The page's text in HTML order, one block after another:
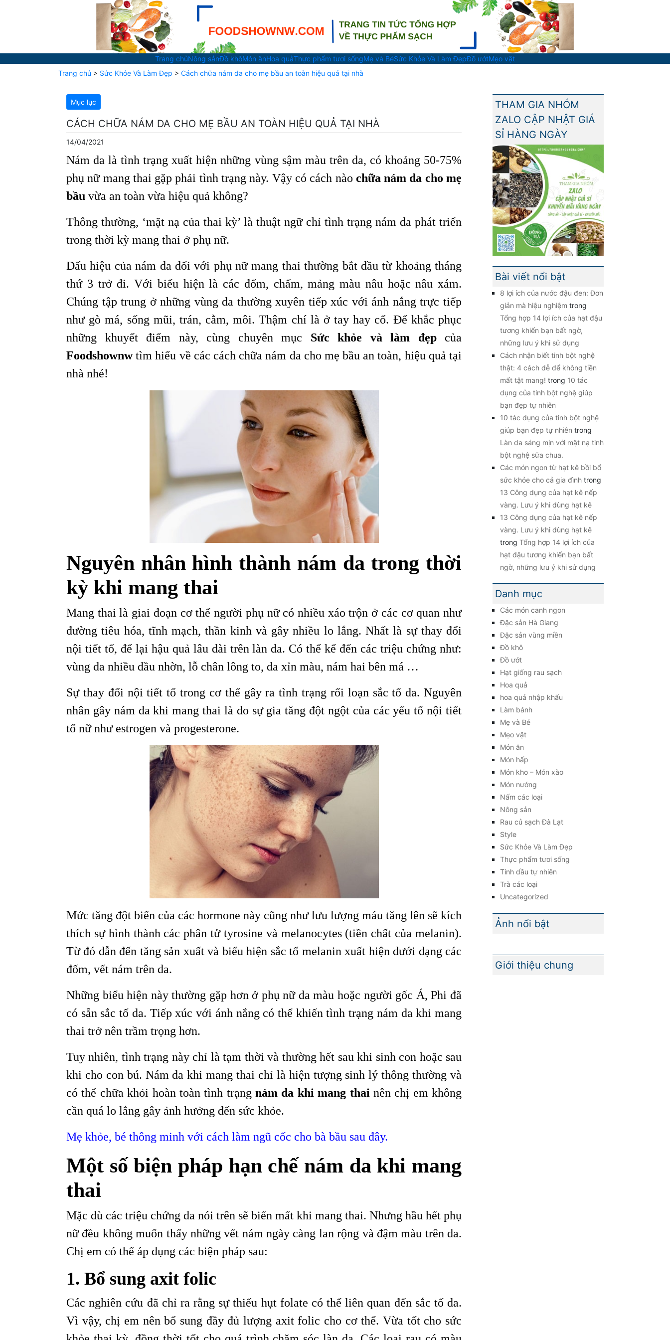
Trang chủNông sảnĐồ khôMón ănHoa quảThực phẩm tươi sốngMẹ và BéSức Khỏe Và Làm ĐẹpĐồ ướtMẹo vặt
Trang chủ > Sức Khỏe Và Làm Đẹp > Cách chữa nám da cho mẹ bầu an toàn hiệu quả tại nhà
Mục lục
CÁCH CHỮA NÁM DA CHO MẸ BẦU AN TOÀN HIỆU QUẢ TẠI NHÀ
14/04/2021
Nám da là tình trạng xuất hiện những vùng sậm màu trên da, có khoảng 50-75%
phụ nữ mang thai gặp phải tình trạng này. Vậy có cách nào chữanám da cho mẹ
bầu vừa an toàn vừa hiệu quả không?
Thông thường, ‘mặt nạ của thai kỳ’ là thuật ngữ chỉ tình trạng nám da phát triển
trong thời kỳ mang thai ở phụ nữ.
Dấu hiệu của nám da đối với phụ nữ mang thai thường bắt đầu từ khoảng tháng
thứ 3 trở đi. Với biểu hiện là các đốm, chấm, mảng màu nâu hoặc nâu xám.
Chúng tập trung ở những vùng da thường xuyên tiếp xúc với ánh nắng trực tiếp
như gò má, sống mũi, trán, cằm, môi. Thậm chí là ở tay hay cổ. Để khắc phục
những khuyết điểm này, cùng chuyên mục Sức khỏe và làm đẹpcủa
Foodshownwtìm hiểu về các cách chữa nám da cho mẹ bầu an toàn, hiệu quả tại
nhà nhé!
Nguyên nhân hình thành nám da trong thời
kỳ khi mang thai
Mang thai là giai đoạn cơ thể người phụ nữ có nhiều xáo trộn ở các cơ quan như
đường tiêu hóa, tĩnh mạch, thần kinh và gây nhiều lo lắng. Nhất là sự thay đổi
nội tiết tố, để lại hậu quả lâu dài trên làn da. Có thể kể đến các triệu chứng như:
vùng da nhiều dầu nhờn, lỗ chân lông to, da xỉn màu, nám hai bên má …
Sự thay đổi nội tiết tố trong cơ thể gây ra tình trạng rối loạn sắc tố da. Nguyên
nhân gây nám da khi mang thai là do sự gia tăng đột ngột của các yếu tố nội tiết
tố nữ như estrogen và progesterone.
Mức tăng đột biến của các hormone này cũng như lưu lượng máu tăng lên sẽ kích
thích sự hình thành các phân tử tyrosine và melanocytes (tiền chất của melanin).
Từ đó dẫn đến tăng sản xuất và biểu hiện sắc tố melanin xuất hiện dưới dạng các
đốm, vết nám trên da.
Những biểu hiện này thường gặp hơn ở phụ nữ da màu hoặc người gốc Á, Phi đã
có sẵn sắc tố da. Tiếp xúc với ánh nắng có thể khiến tình trạng nám da khi mang
thai trở nên trầm trọng hơn.
Tuy nhiên, tình trạng này chỉ là tạm thời và thường hết sau khi sinh con hoặc sau
khi cho con bú. Nám da khi mang thai chỉ là hiện tượng sinh lý thông thường và
có thể chữa khỏi hoàn toàn tình trạng nám da khi mang thai nên chị em không
cần quá lo lắng gây ảnh hưởng đến sức khỏe.
Mẹ khỏe, bé thông minh với cách làm ngũ cốc cho bà bầu sau đây.
Một số biện pháp hạn chế nám da khi mang
thai
Mặc dù các triệu chứng da nói trên sẽ biến mất khi mang thai. Nhưng hầu hết phụ
nữ đều không muốn thấy những vết nám ngày càng lan rộng và đậm màu trên da.
Chị em có thể áp dụng các biện pháp sau:
1. Bổ sung axit folic
Các nghiên cứu đã chỉ ra rằng sự thiếu hụt folate có thể liên quan đến sắc tố da.
Vì vậy, chị em nên bổ sung đầy đủ lượng axit folic cho cơ thể. Vừa tốt cho sức
THAM GIA NHÓM
ZALO CẬP NHẬT GIÁ
SỈ HÀNG NGÀY
Bài viết nổi bật
8 lợi ích của nước đậu đen: Đơn
giản mà hiệu nghiệm trong
Tổng hợp 14 lợi ích của hạt đậu
tương khiến bạn bất ngờ,
những lưu ý khi sử dụng
Cách nhận biết tinh bột nghệ
thật: 4 cách dễ để không tiền
mất tật mang! trong 10 tác
dụng của tinh bột nghệ giúp
bạn đẹp tự nhiên
10 tác dụng của tinh bột nghệ
giúp bạn đẹp tự nhiên trong
Làn da sáng mịn với mặt nạ tinh
bột nghệ sữa chua.
Các món ngon từ hạt kê bồi bổ
sức khỏe cho cả gia đình trong
13 Công dụng của hạt kê nếp
vàng. Lưu ý khi dùng hạt kê
13 Công dụng của hạt kê nếp
vàng. Lưu ý khi dùng hạt kê
trong Tổng hợp 14 lợi ích của
hạt đậu tương khiến bạn bất
ngờ, những lưu ý khi sử dụng
Danh mục
Các món canh ngon
Đặc sản Hà Giang
Đặc sản vùng miền
Đồ khô
Đồ ướt
Hạt giống rau sạch
Hoa quả
hoa quả nhập khẩu
Làm bánh
Mẹ và Bé
Mẹo vặt
Món ăn
Món hấp
Món kho – Món xào
Món nướng
Nấm các loại
Nông sản
Rau củ sạch Đà Lạt
Style
Sức Khỏe Và Làm Đẹp
Thực phẩm tươi sống
Tinh dầu tự nhiên
Trà các loại
Uncategorized
Ảnh nổi bật
Giới thiệu chung